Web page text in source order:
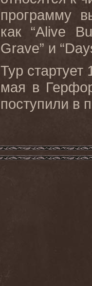
программу
как
“Alive
Grave” и
Тур
мая в
поступили в